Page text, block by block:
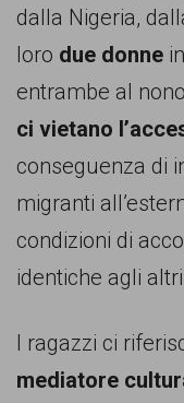
dalla Nigeria,
loro due donne
entrambe al
ci vietano
conseguenza di
migranti
condizioni di
identiche agli
I ragazzi ci
mediatore